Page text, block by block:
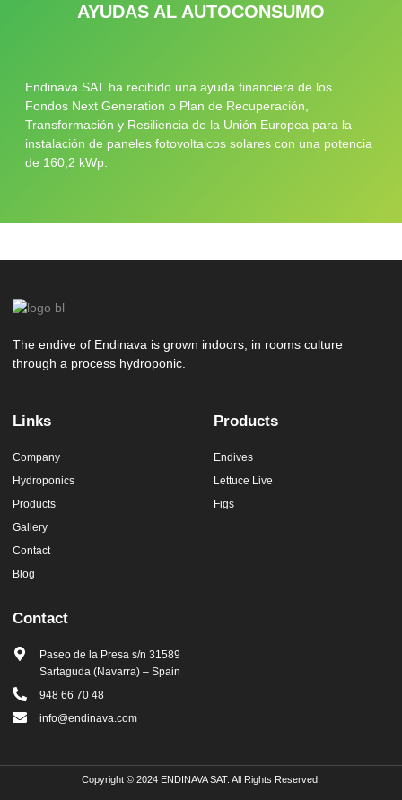
AYUDAS AL AUTOCONSUMO
Endinava SAT ha recibido una ayuda financiera de los
Fondos Next Generation o Plan de Recuperación,
Transformación y Resiliencia de la Unión Europea para la
instalación de paneles fotovoltaicos solares con una potencia
de 160,2 kWp.
The endive of Endinava is grown indoors, in rooms culture
through a process hydroponic.
Links
Company
Hydroponics
Products
Gallery
Contact
Blog
Products
Endives
Lettuce Live
Figs
Contact
Paseo de la Presa s/n 31589
Sartaguda (Navarra) – Spain
948 66 70 48
info@endinava.com
Copyright © 2024 ENDINAVA SAT. All Rights Reserved.